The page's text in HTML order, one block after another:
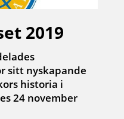
2019
sitt nyskapande
historia i
24 november